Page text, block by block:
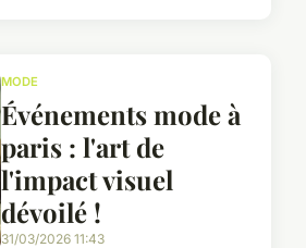
MODE
Événements mode à
paris : l'art de
l'impact visuel
dévoilé !
31/03/2026 11:43